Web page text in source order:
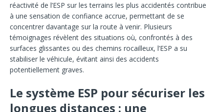
réactivité de l’ESP sur les terrains les plus accidentés contribue
à une sensation de confiance accrue, permettant de se
concentrer davantage sur la route à venir. Plusieurs
témoignages révèlent des situations où, confrontés à des
surfaces glissantes ou des chemins rocailleux, l’ESP a su
stabiliser le véhicule, évitant ainsi des accidents
potentiellement graves.
Le système ESP pour sécuriser les
longues distances : une